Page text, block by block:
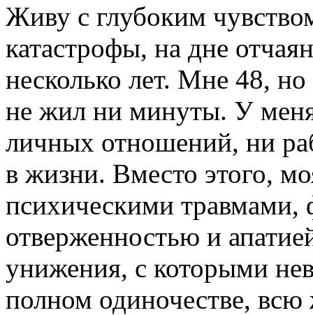
Живу с глубоким
катастрофы, на дне
несколько лет. Мне 48,
не жил ни минуты. У
личных отношений, ни
в жизни. Вместо этого,
психическими травмами,
отверженностью и
унижения, с которыми
полном одиночестве, всю